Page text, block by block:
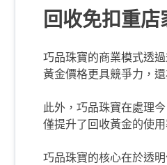
回收免扣重
巧品珠寶的商業模式透
黃金價格更具競爭力，
此外，巧品珠寶在處理
僅提升了回收黃金的使
巧品珠寶的核心在於透